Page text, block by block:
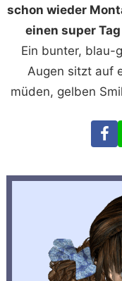
schon wieder
einen super
Ein bunter, blau-
Augen sitzt auf
müden, gelben